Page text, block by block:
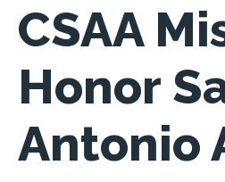
CSAA
Honor
Antonio